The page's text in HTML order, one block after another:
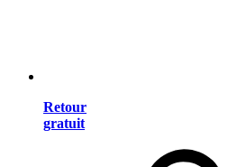
Retour
gratuit